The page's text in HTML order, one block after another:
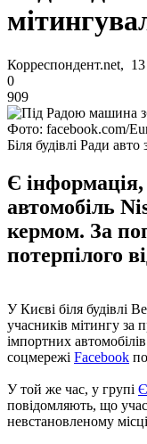
Корреспондент.net,
0
909
Фото: facebook.com/
Біля будівлі Ради
Є
автомобіль
кермом. За
потерпілого
У Києві біля будівлі
учасників мітингу за
імпортних
соцмережі Facebook
У той же час, у групі
повідомляють, що
невстановленому